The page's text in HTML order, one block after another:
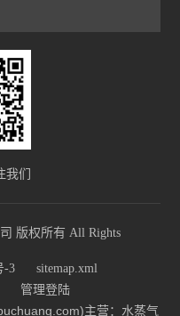
我们
版权所有 All Rights
-3
sitemap.xml
管理登陆
主营：水蒸气